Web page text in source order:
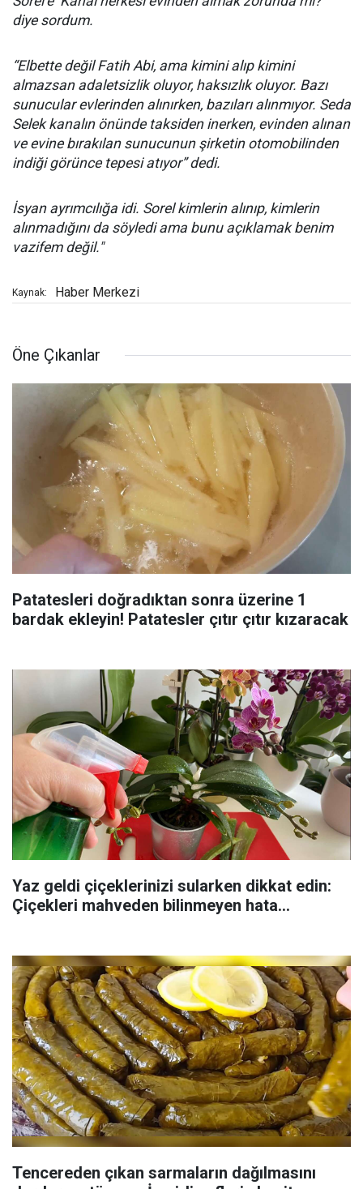
diye sordum.
“Elbette değil Fatih Abi, ama kimini alıp kimini
almazsan adaletsizlik oluyor, haksızlık oluyor. Bazı
sunucular evlerinden alınırken, bazıları alınmıyor. Seda
Selek kanalın önünde taksiden inerken, evinden alınan
ve evine bırakılan sunucunun şirketin otomobilinden
indiği görünce tepesi atıyor” dedi.
İsyan ayrımcılığa idi. Sorel kimlerin alınıp, kimlerin
alınmadığını da söyledi ama bunu açıklamak benim
vazifem değil."
Kaynak: Haber Merkezi
Öne Çıkanlar
Patatesleri doğradıktan sonra üzerine 1
bardak ekleyin! Patatesler çıtır çıtır kızaracak
Yaz geldi çiçeklerinizi sularken dikkat edin:
Çiçekleri mahveden bilinmeyen hata...
Tencereden çıkan sarmaların dağılmasını